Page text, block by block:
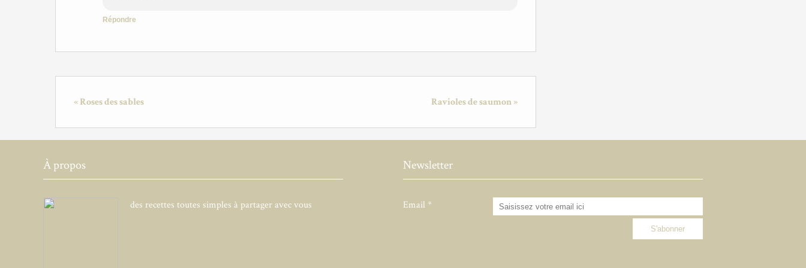
Répondre
« Roses des sables Ravioles de saumon »
À propos
des recettes toutes simples à partager avec vous
Newsletter
Email